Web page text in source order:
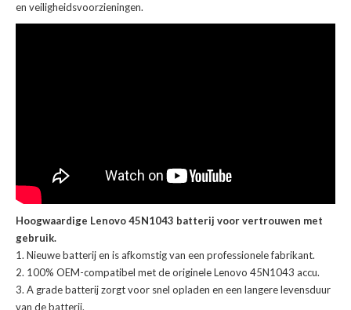
en veiligheidsvoorzieningen.
Hoogwaardige Lenovo 45N1043 batterij voor vertrouwen met
gebruik.
Nieuwe batterij en is afkomstig van een professionele fabrikant.
100% OEM-compatibel met deoriginele Lenovo 45N1043 accu.
A grade batterij zorgt voor snel opladen en een langere levensduur
van de batterij.